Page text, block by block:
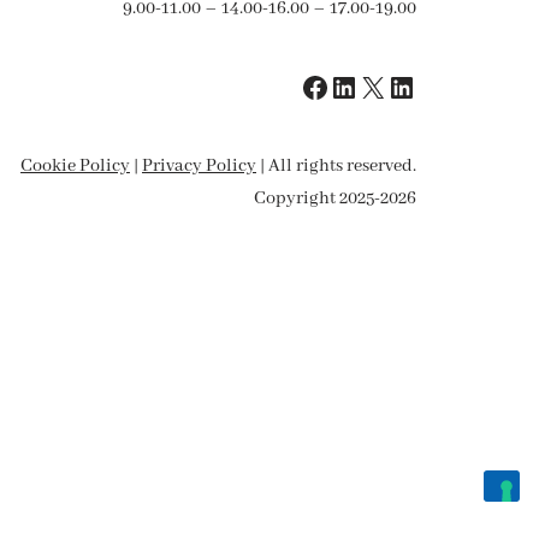
9.00-11.00 – 14.00-16.00 – 17.00-19.00
Cookie Policy | Privacy Policy | All rights reserved.
Copyright 2025-2026